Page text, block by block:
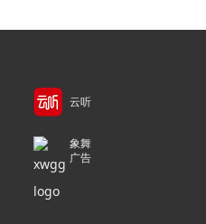
云听
象舞
广告